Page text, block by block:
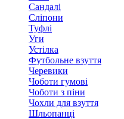
Сандалі
Сліпони
Туфлі
Уги
Устілка
Футбольне взуття
Черевики
Чоботи гумові
Чоботи з піни
Чохли для взуття
Шльопанці